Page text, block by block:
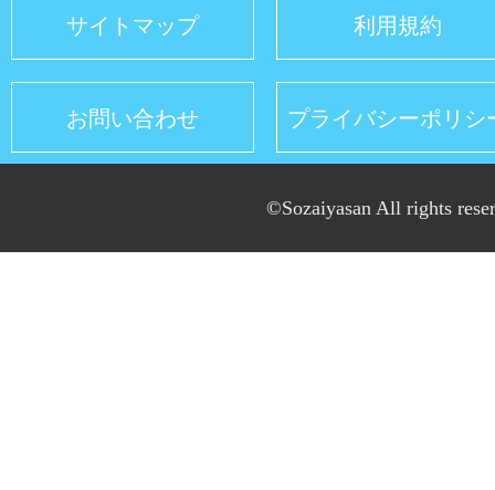
サイトマップ 利用規約
お問い合わせ プライバシーポリシ
©Sozaiyasan All rights